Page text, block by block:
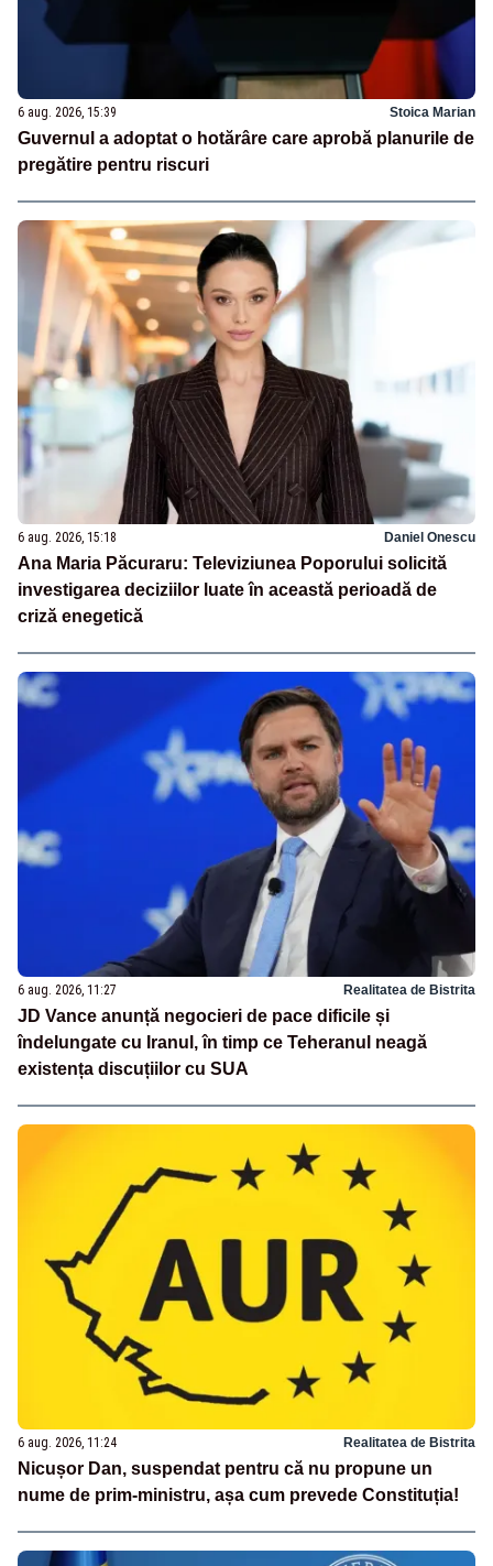
6 aug. 2026, 15:39 Stoica Marian
Guvernul a adoptat o hotărâre care aprobă planurile de
pregătire pentru riscuri
6 aug. 2026, 15:18 Daniel Onescu
Ana Maria Păcuraru: Televiziunea Poporului solicită
investigarea deciziilor luate în această perioadă de
criză enegetică
6 aug. 2026, 11:27 Realitatea de Bistrita
JD Vance anunță negocieri de pace dificile și
îndelungate cu Iranul, în timp ce Teheranul neagă
existența discuțiilor cu SUA
6 aug. 2026, 11:24 Realitatea de Bistrita
Nicușor Dan, suspendat pentru că nu propune un
nume de prim-ministru, așa cum prevede Constituția!